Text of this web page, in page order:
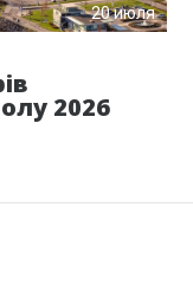
20 июля
2026